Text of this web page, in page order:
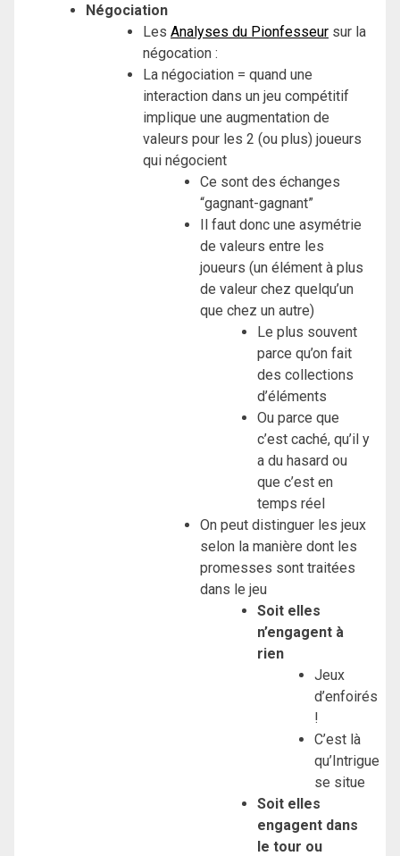
Négociation
Les Analyses du Pionfesseur sur la
négocation :
La négociation = quand une
interaction dans un jeu compétitif
implique une augmentation de
valeurs pour les 2 (ou plus) joueurs
qui négocient
Ce sont des échanges
“gagnant-gagnant”
Il faut donc une asymétrie
de valeurs entre les
joueurs (un élément à plus
de valeur chez quelqu’un
que chez un autre)
Le plus souvent
parce qu’on fait
des collections
d’éléments
Ou parce que
c’est caché, qu’il y
a du hasard ou
que c’est en
temps réel
On peut distinguer les jeux
selon la manière dont les
promesses sont traitées
dans le jeu
Soit elles
n’engagent à
rien
Jeux
d’enfoirés
!
C’est là
qu’Intrigue
se situe
Soit elles
engagent dans
le tour ou